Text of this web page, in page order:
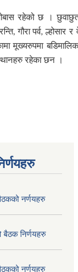
रहेको छ ।
,गौरा पर्व,ल्होसार
मूख्यरुपमा
रहेका छन ।
नर्णयहरु
निर्णयहरु
नर्णयहरु